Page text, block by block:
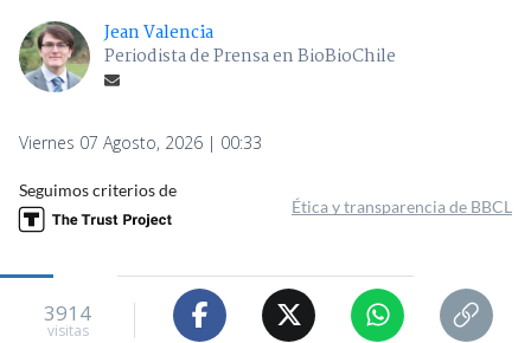
Jean Valencia
Periodista de Prensa en BioBioChile
Viernes 07 Agosto, 2026 | 00:33
Seguimos criterios de
Ética y transparencia de BBCL
3914
visitas